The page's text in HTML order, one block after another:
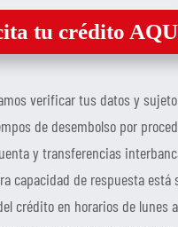
tu crédito
verificar tus datos y
de desembolso por
y transferencias
capacidad de respuesta está
crédito en horarios de lunes